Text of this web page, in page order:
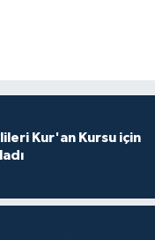
Kur'an Kursu için